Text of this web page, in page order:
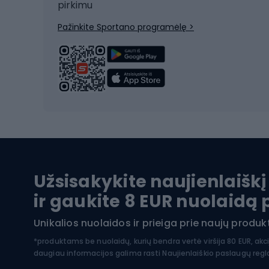
Žygio batai
Alpinizmo batai
Turistiniai batai
Vandens sportai
Baidarės
SUP lentos
Hidrokostiumai nardymui
Turistinė apranga
pirkimu
Pažinkite Sportano programėlę >
Užsisakykite naujienlaiškį
ir gaukite 8 EUR
Unikalios nuolaidos ir prieiga prie naujų
*produktams be nuolaidų, kurių bendra vertė viršija 80 EUR,
daugiau informacijos galima rasti Naujienlaiškio paslaugų